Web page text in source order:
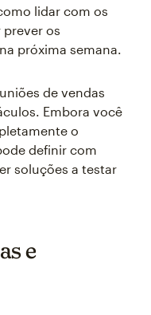
lidar com os
os
próxima semana.
de vendas
Embora você
o
definir com
soluções a testar
e